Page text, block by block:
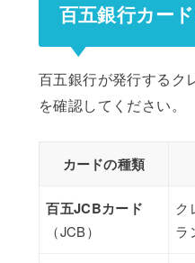
百五銀行カー
百五銀行が発行するク
を確認してください。
カードの種類
百五JCBカード
（JCB）
ク
ラ